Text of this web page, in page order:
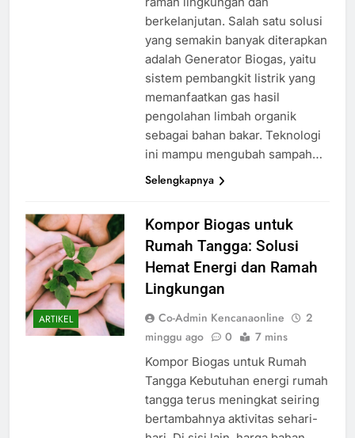
berkelanjutan. Salah satu solusi
yang semakin banyak diterapkan
adalah Generator Biogas, yaitu
sistem pembangkit listrik yang
memanfaatkan gas hasil
pengolahan limbah organik
sebagai bahan bakar. Teknologi
ini mampu mengubah sampah…
Selengkapnya
ARTIKEL
Kompor Biogas untuk
Rumah Tangga: Solusi
Hemat Energi dan Ramah
Lingkungan
Co-Admin Kencanaonline
2
minggu ago
0 7 mins
Kompor Biogas untuk Rumah
Tangga Kebutuhan energi rumah
tangga terus meningkat seiring
bertambahnya aktivitas sehari-